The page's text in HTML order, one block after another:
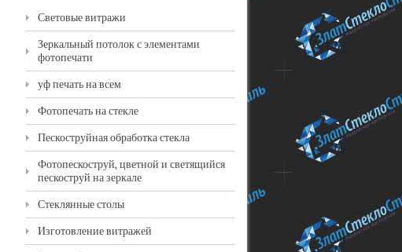
Световые витражи
Зеркальный потолок с элементами
фотопечати
уф печать на всем
Фотопечать на стекле
Пескоструйная обработка стекла
Фотопескоструй, цветной и светящийся
пескоструй на зеркале
Стеклянные столы
Изготовление витражей